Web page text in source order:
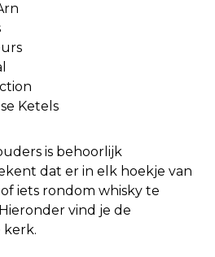
Ketels
is behoorlijk
dat er in elk hoekje van
iets rondom whisky te
vind je de